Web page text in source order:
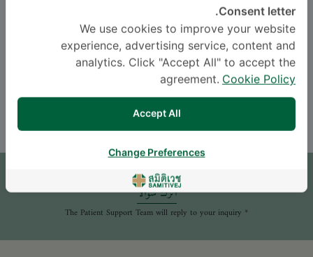
Specialties: Child and Adolescent Psychiatry
Child and Adolescent Psychiatry
اللغة
ENGLISH
THAI
موعد
اترك سؤالاً
* The Patient Support Team will reply to your inquiry
Consent letter.
We use cookies to improve your website
experience, advertising service, content and
analytics. Click "Accept All" to accept the
agreement. Cookie Policy
Accept All
Change Preferences